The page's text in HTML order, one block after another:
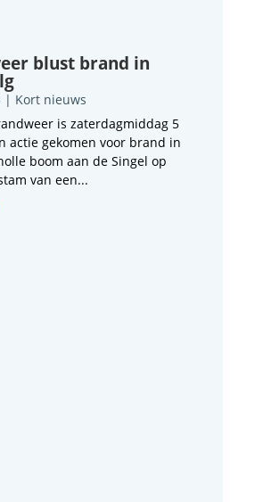
blust brand in
| Kort nieuws
is zaterdagmiddag 5
actie gekomen voor brand in
boom aan de Singel op
van een...